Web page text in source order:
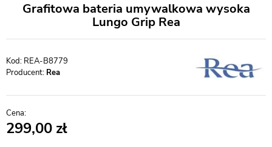
Grafitowa bateria umywalkowa wysoka
Lungo Grip Rea
REA-B8779
Producent: Rea
299,00